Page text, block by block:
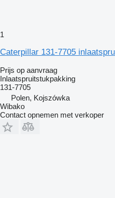
1
Caterpillar 131-7705
Prijs op aanvraag
Inlaatspruitstukpakking
131-7705
Polen, Kojszówka
Wibako
Contact opnemen met verkoper